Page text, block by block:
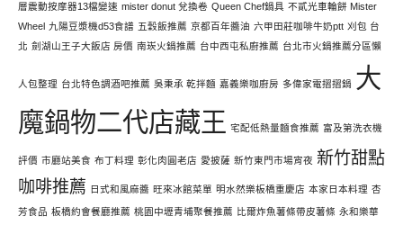
層震動按摩器13檔變速 mister donut 兌換卷 Queen Chef鍋具 不貳光車輪餅 Mister
Wheel 九陽豆漿機d53食譜 五穀飯推薦 京都百年醬油 六甲田莊咖啡牛奶ptt 刈包 台
北 劍湖山王子大飯店 房價 南崁火鍋推薦 台中西屯私廚推薦 台北市火鍋推薦分區懶
人包整理 台北特色調酒吧推薦 吳秉承 乾拌麵 嘉義樂咖廚房 多偉家電摺摺鍋 大
魔鍋物二代店藏王 宅配低熱量麵食推薦 富及第洗衣機
評價 市廳站美食 布丁料理 彰化肉圓老店 愛披薩 新竹東門市場宵夜 新竹甜點
咖啡推薦 日式和風麻醬 旺來冰館菜單 明水然樂板橋重慶店 本家日本料理 杏
芳食品 板橋約會餐廳推薦 桃園中壢青埔聚餐推薦 比爾炸魚薯條帶皮薯條 永和樂華